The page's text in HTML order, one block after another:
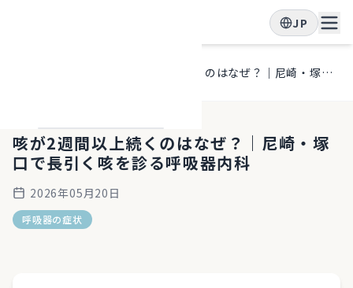
JP
咳が2週間以上続くのはなぜ？｜尼崎・塚口で長引く咳を診る呼吸器内科
咳が2週間以上続くのはなぜ？｜尼崎・塚
口で長引く咳を診る呼吸器内科
2026年05月20日
呼吸器の症状